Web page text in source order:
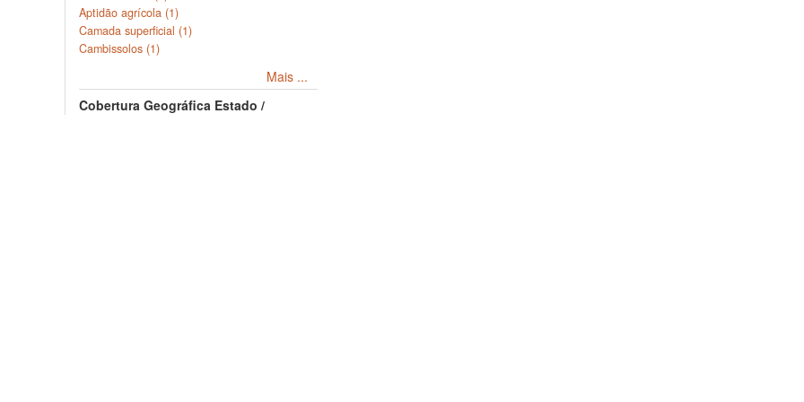
Aptidão agrícola (1)
Camada superficial (1)
Cambissolos (1)
Mais ...
Cobertura Geográfica Estado /